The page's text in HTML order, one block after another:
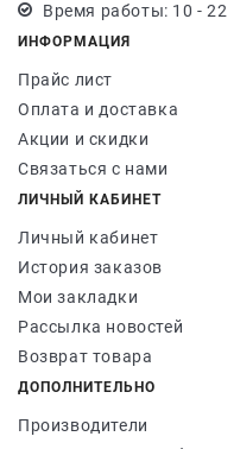
Время работы: 10 - 22
ИНФОРМАЦИЯ
Прайс лист
Оплата и доставка
Акции и скидки
Связаться с нами
ЛИЧНЫЙ КАБИНЕТ
Личный кабинет
История заказов
Мои закладки
Рассылка новостей
Возврат товара
ДОПОЛНИТЕЛЬНО
Производители